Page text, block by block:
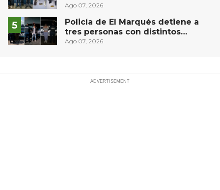
Puebla capital
Ago 07, 2026
Policía de El Marqués detiene a
tres personas con distintos
narcóticos
Ago 07, 2026